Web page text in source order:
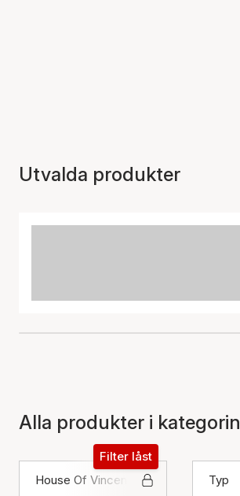
Utvalda produkter
Alla produkter i kategorin
House Of Vincent
Filter låst
Typ